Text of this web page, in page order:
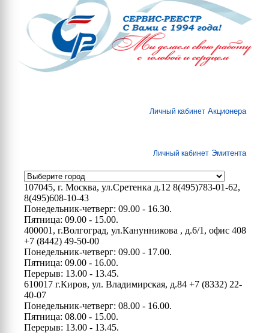
Личный кабинет Акционера
Личный кабинет Эмитента
107045, г. Москва, ул.Сретенка д.12 8(495)783-01-62,
8(495)608-10-43
Понедельник-четверг: 09.00 - 16.30.
Пятница: 09.00 - 15.00.
400001, г.Волгоград, ул.Канунникова , д.6/1, офис 408
+7 (8442) 49-50-00
Понедельник-четверг: 09.00 - 17.00.
Пятница: 09.00 - 16.00.
Перерыв: 13.00 - 13.45.
610017 г.Киров, ул. Владимирская, д.84 +7 (8332) 22-
40-07
Понедельник-четверг: 08.00 - 16.00.
Пятница: 08.00 - 15.00.
Перерыв: 13.00 - 13.45.